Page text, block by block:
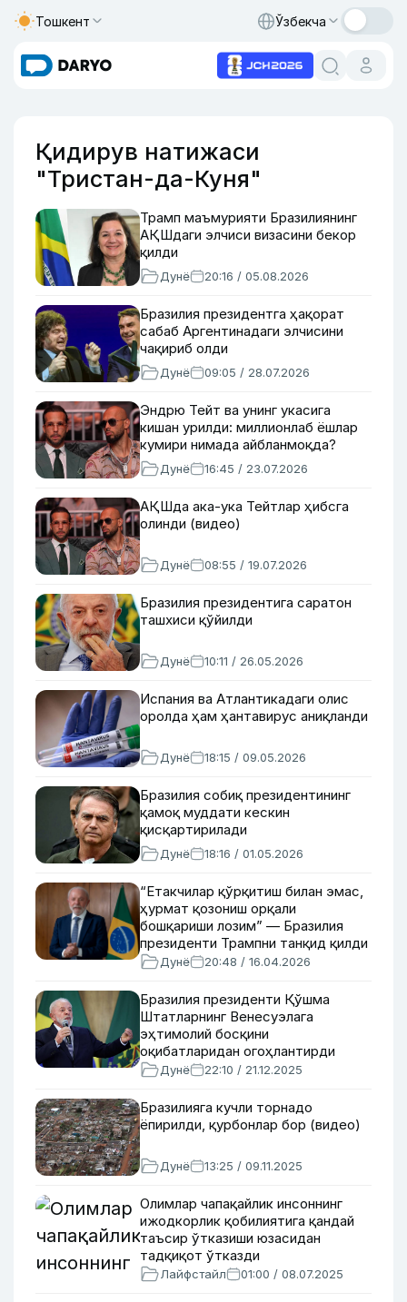
Тошкент Ўзбекча
Қидирув натижаси
"Тристан-да-Куня"
Трамп маъмурияти Бразилиянинг
АҚШдаги элчиси визасини бекор
қилди
Дунё 20:16 / 05.08.2026
Бразилия президентга ҳақорат
сабаб Аргентинадаги элчисини
чақириб олди
Дунё 09:05 / 28.07.2026
Эндрю Тейт ва унинг укасига
кишан урилди: миллионлаб ёшлар
кумири нимада айбланмоқда?
Дунё 16:45 / 23.07.2026
АҚШда ака-ука Тейтлар ҳибсга
олинди (видео)
Дунё 08:55 / 19.07.2026
Бразилия президентига саратон
ташхиси қўйилди
Дунё 10:11 / 26.05.2026
Испания ва Атлантикадаги олис
оролда ҳам ҳантавирус аниқланди
Дунё 18:15 / 09.05.2026
Бразилия собиқ президентининг
қамоқ муддати кескин
қисқартирилади
Дунё 18:16 / 01.05.2026
“Етакчилар қўрқитиш билан эмас,
ҳурмат қозониш орқали
бошқариши лозим” — Бразилия
президенти Трампни танқид қилди
Дунё 20:48 / 16.04.2026
Бразилия президенти Қўшма
Штатларнинг Венесуэлага
эҳтимолий босқини
оқибатларидан огоҳлантирди
Дунё 22:10 / 21.12.2025
Бразилияга кучли торнадо
ёпирилди, қурбонлар бор (видео)
Дунё 13:25 / 09.11.2025
Олимлар чапақайлик инсоннинг
ижодкорлик қобилиятига қандай
таъсир ўтказиши юзасидан
тадқиқот ўтказди
Лайфстайл 01:00 / 08.07.2025